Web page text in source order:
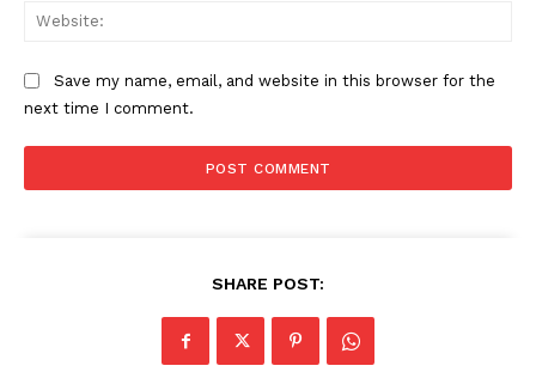
Save my name, email, and website in this browser for the
next time I comment.
SHARE POST: